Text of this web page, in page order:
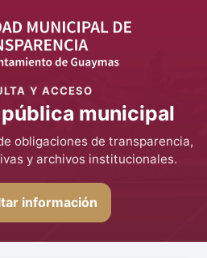
Y ACCESO
municipal
obligaciones de transparencia,
y archivos institucionales.
información